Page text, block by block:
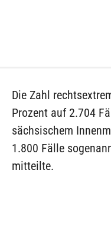
Die Zahl
Prozent auf 2.704
sächsischem
1.800 Fälle
mitteilte.